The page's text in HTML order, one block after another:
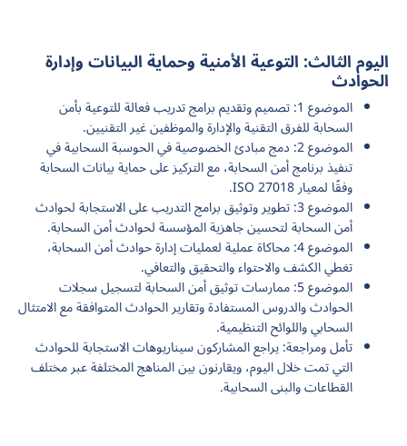
اليوم الثالث: التوعية الأمنية وحماية البيانات وإدارة
الحوادث
الموضوع 1: تصميم وتقديم برامج تدريب فعالة للتوعية بأمن
السحابة للفرق التقنية والإدارة والموظفين غير التقنيين.
الموضوع 2: دمج مبادئ الخصوصية في الحوسبة السحابية في
تنفيذ برنامج أمن السحابة، مع التركيز على حماية بيانات السحابة
وفقًا لمعيار ISO 27018.
الموضوع 3: تطوير وتوثيق برامج التدريب على الاستجابة لحوادث
أمن السحابة لتحسين جاهزية المؤسسة لحوادث أمن السحابة.
الموضوع 4: محاكاة عملية لعمليات إدارة حوادث أمن السحابة،
تغطي الكشف والاحتواء والتحقيق والتعافي.
الموضوع 5: ممارسات توثيق أمن السحابة لتسجيل سجلات
الحوادث والدروس المستفادة وتقارير الحوادث المتوافقة مع الامتثال
السحابي واللوائح التنظيمية.
تأمل ومراجعة: يراجع المشاركون سيناريوهات الاستجابة للحوادث
التي تمت خلال اليوم، ويقارنون بين المناهج المختلفة عبر مختلف
القطاعات والبنى السحابية.